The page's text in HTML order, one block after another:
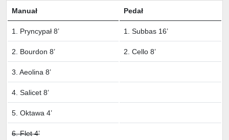
Manuał Pedał
1. Pryncypał 8’ 1. Subbas 16’
2. Bourdon 8’ 2. Cello 8’
3. Aeolina 8’
4. Salicet 8’
5. Oktawa 4’
6. Flet 4’